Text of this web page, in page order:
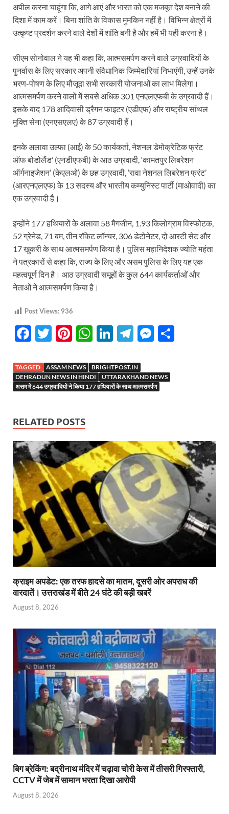
अपील करना चाहूंगा कि, आगे आएं और भारत को एक मजबूत देश बनाने की
दिशा में काम करें। बिना शांति के विकास मुमकिन नहीं है। विभिन्न क्षेत्रों में
उत्कृष्ट प्रदर्शन करने वाले देशों में शांति बनी है और हमें भी यही करना है।
सीएम सोनोवाल ने यह भी कहा कि, आत्मसमर्पण करने वाले उग्रवादियों के
पुनर्वास के लिए सरकार अपनी संवैधानिक जिम्मेदारियां निभाएंगी, उन्हें उनके
भरण-पोषण के लिए मौजूदा सभी सरकारी योजनाओं का लाभ मिलेगा।
आत्मसमर्पण करने वालों में सबसे अधिक 301 एनएलएफबी के उग्रवादी हैं।
इसके बाद 178 आदिवासी ड्रैगन फाइटर (एडीएफ) और राष्ट्रीय सांथल
मुक्ति सेना (एनएसएलए) के 87 उग्रवादी हैं।
इनके अलावा उल्फा (आई) के 50 कार्यकर्ता, नेशनल डेमोक्रेटिक फ्रंट
ऑफ बोडोलैंड’ (एनडीएफबी) के आठ उग्रवादी, ‘कामतपुर लिबरेशन
ऑर्गनाइजेशन’ (केएलओ) के छह उग्रवादी, ‘रावा नेशनल लिबरेशन फ्रंट’
(आरएनएलएफ) के 13 सदस्य और भारतीय कम्युनिस्ट पार्टी (माओवादी) का
एक उग्रवादी है।
इन्होंने 177 हथियारों के अलावा 58 मैगजीन, 1.93 किलोग्राम विस्फोटक,
52 ग्रेनेड, 71 बम, तीन रॉकेट लॉन्चर, 306 डेटोनेटर, दो आरटी सेट और
17 खुकरी के साथ आत्मसमर्पण किया है। पुलिस महानिदेशक ज्योति महंता
ने पत्रकारों से कहा कि, राज्य के लिए और असम पुलिस के लिए यह एक
महत्वपूर्ण दिन है। आठ उग्रवादी समूहों के कुल 644 कार्यकर्ताओं और
नेताओं ने आत्मसमर्पण किया है।
Post Views: 936
F
e
b
o
k
T
itt
er
Pi
er
es
W
at
s
Li
k
e
T
e
gr
M
n
TAGGED ASSAM NEWS
BRIGHTPOST.IN
DEHRADUN NEWS IN HINDI
UTTARAKHAND NEWS
असम में 644 उग्रवादियों ने किया 177 हथियारों के साथ आत्मसमर्पण
RELATED POSTS
क्राइम अपडेट: एक तरफ हादसे का मातम, दूसरी ओर अपराध की
वारदातें। उत्तराखंड में बीते 24 घंटे की बड़ी खबरें
August 8, 2026
बिग ब्रेकिंग: बद्रीनाथ मंदिर में चढ़ावा चोरी केस में तीसरी गिरफ्तारी,
CCTV में जेब में सामान भरता दिखा आरोपी
August 8, 2026